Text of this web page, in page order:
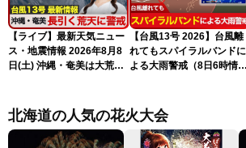
【ライブ】最新天気ニュー
ス・地震情報 2026年8月8
日(土) 沖縄・奄美は大荒れ
ースLiVEサンシャイン・魚
住茉由／山口剛央〉
【台風13号 2026】台風離
れてもスパイラルバンドに
よる大雨警戒（8日6時情
北海道の人気の花火大会